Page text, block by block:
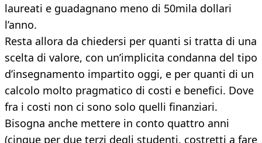
laureati e guadagnano meno di 50mila dollari
l’anno.
Resta allora da chiedersi per quanti si tratta di una
scelta di valore, con un’implicita condanna del tipo
d’insegnamento impartito oggi, e per quanti di un
calcolo molto pragmatico di costi e benefici. Dove
fra i costi non ci sono solo quelli finanziari.
Bisogna anche mettere in conto quattro anni
(cinque per due terzi degli studenti, costretti a fare